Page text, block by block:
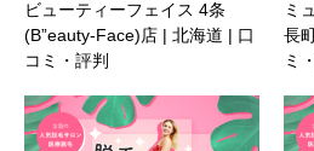
ビューティーフェイス 4条
(B”eauty-Face)店 | 北海道 | 口
コミ・評判
ミ
長
ミ